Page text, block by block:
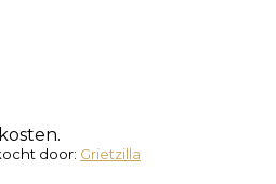
door: Grietzilla